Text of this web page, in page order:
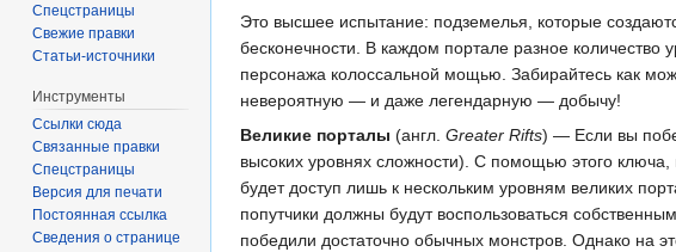
Это высшее испытание: подземелья, которые
бесконечности. В каждом портале разное
персонажа колоссальной мощью. Забирайтесь как
невероятную — и даже легендарную — добычу!
Великие порталы (англ. Greater Rifts) — Если вы
высоких уровнях сложности). С помощью этого
будет доступ лишь к нескольким уровням великих
попутчики должны будут воспользоваться
победили достаточно обычных монстров. Однако на
Спецстраницы
Свежие правки
Статьи-источники
Инструменты
Ссылки сюда
Связанные правки
Спецстраницы
Версия для печати
Постоянная ссылка
Сведения о странице